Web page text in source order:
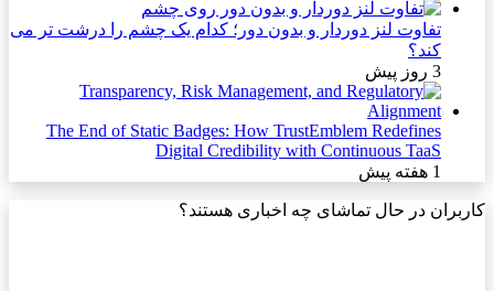
تفاوت لنز دوردار و بدون دور؛ کدام یک چشم را درشت تر می
کند؟
3 روز پیش
The End of Static Badges: How TrustEmblem Redefines
Digital Credibility with Continuous TaaS
1 هفته پیش
کاربران در حال تماشای چه اخباری هستند؟